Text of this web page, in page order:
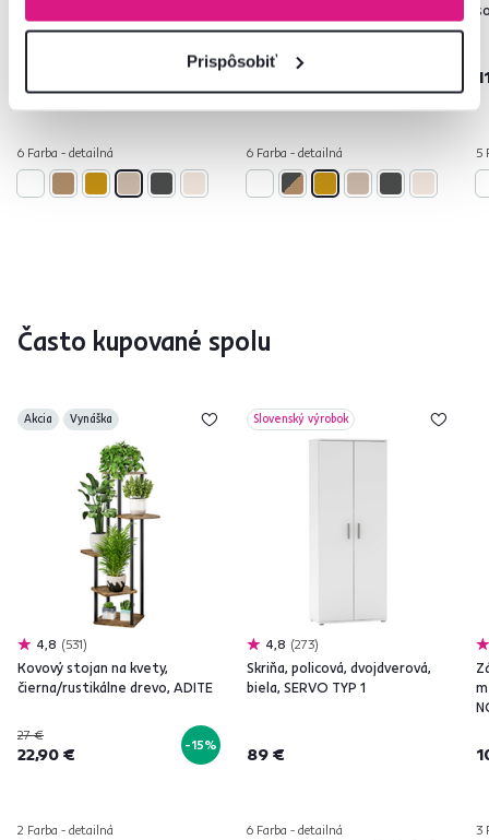
Prispôsobiť
-10%
6 Farba - detailná 6 Farba - detailná 5
Často kupované spolu
Akcia Vynáška
4,8 531
Kovový stojan na kvety,
čierna/rustikálne drevo, ADITE
27 €
22,90 € -15%
2 Farba - detailná
Slovenský výrobok
4,8 273
Skriňa, policová, dvojdverová,
biela, SERVO TYP 1
89 €
6 Farba - detailná 3